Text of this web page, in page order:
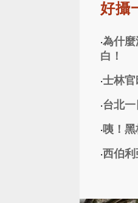
好攝
‧為什
白！
‧士林
‧台北
‧咦！
‧西伯